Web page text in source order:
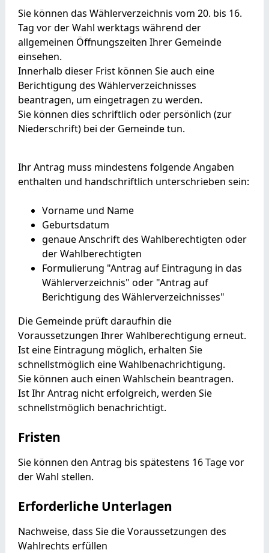
Sie können das Wählerverzeichnis vom 20. bis 16.
Tag vor der Wahl werktags während der
allgemeinen Öffnungszeiten Ihrer Gemeinde
einsehen.
Innerhalb dieser Frist können Sie auch eine
Berichtigung des Wählerverzeichnisses
beantragen, um eingetragen zu werden.
Sie können dies schriftlich oder persönlich (zur
Niederschrift) bei der Gemeinde tun.
Ihr Antrag muss mindestens folgende Angaben
enthalten und handschriftlich unterschrieben sein:
Vorname und Name
Geburtsdatum
genaue Anschrift des Wahlberechtigten oder
der Wahlberechtigten
Formulierung "Antrag auf Eintragung in das
Wählerverzeichnis" oder "Antrag auf
Berichtigung des Wählerverzeichnisses"
Die Gemeinde prüft daraufhin die
Voraussetzungen Ihrer Wahlberechtigung erneut.
Ist eine Eintragung möglich, erhalten Sie
schnellstmöglich eine Wahlbenachrichtigung.
Sie können auch einen Wahlschein beantragen.
Ist Ihr Antrag nicht erfolgreich, werden Sie
schnellstmöglich benachrichtigt.
Fristen
Sie können den Antrag bis spätestens 16 Tage vor
der Wahl stellen.
Erforderliche Unterlagen
Nachweise, dass Sie die Voraussetzungen des
Wahlrechts erfüllen